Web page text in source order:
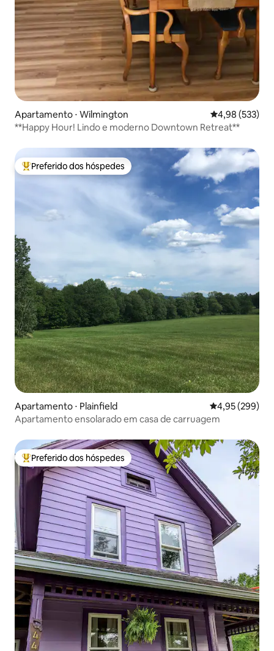
Apartamento ⋅ Wilmington 4,98 de uma
4,98 (533)
**Happy Hour! Lindo e moderno Downtown Retreat**
Entre os melhores preferidos dos hóspedes
Preferido dos hóspedes
Apartamento ⋅ Plainfield 4,95 de uma
4,95 (299)
Apartamento ensolarado em casa de carruagem
Entre os melhores preferidos dos hóspedes
Preferido dos hóspedes